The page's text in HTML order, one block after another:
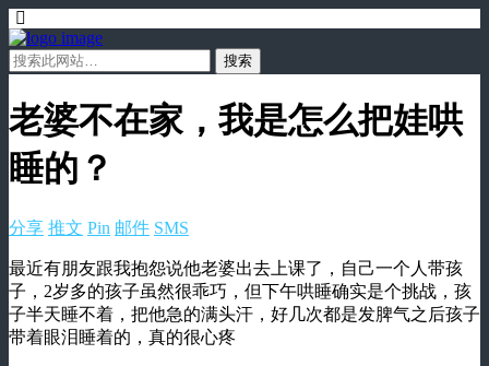
老婆不在家，我是怎么把娃哄
睡的？
分享 推文 Pin 邮件 SMS
最近有朋友跟我抱怨说他老婆出去上课了，自己一个人带孩
子，2岁多的孩子虽然很乖巧，但下午哄睡确实是个挑战，孩
子半天睡不着，把他急的满头汗，好几次都是发脾气之后孩子
带着眼泪睡着的，真的很心疼